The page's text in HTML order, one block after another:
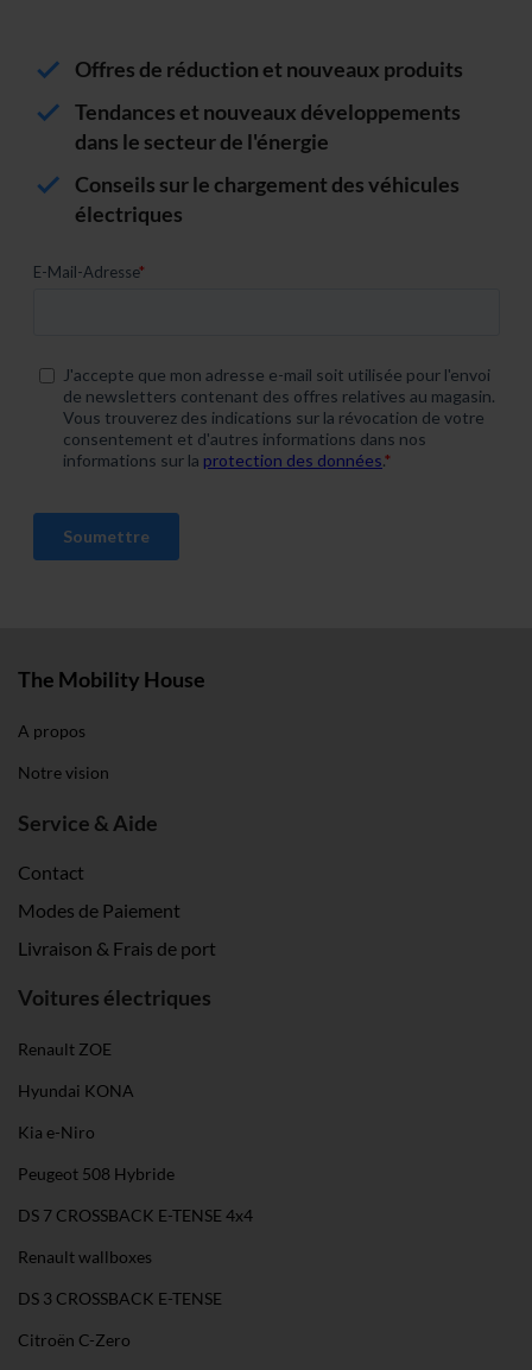
Offres de réduction et nouveaux produits
Tendances et nouveaux développements
dans le secteur de l'énergie
Conseils sur le chargement des véhicules
électriques
The Mobility House
A propos
Notre vision
Service & Aide
Contact
Modes de Paiement
Livraison & Frais de port
Voitures électriques
Renault ZOE
Hyundai KONA
Kia e-Niro
Peugeot 508 Hybride
DS 7 CROSSBACK E-TENSE 4x4
Renault wallboxes
DS 3 CROSSBACK E-TENSE
Citroën C-Zero